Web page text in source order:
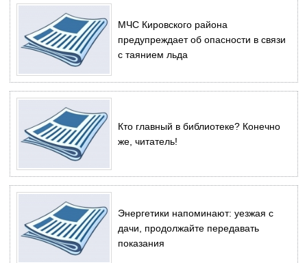
МЧС Кировского района
предупреждает об опасности в связи
с таянием льда
Кто главный в библиотеке? Конечно
же, читатель!
Энергетики напоминают: уезжая с
дачи, продолжайте передавать
показания